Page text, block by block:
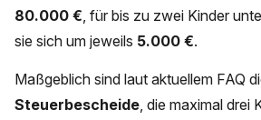
80.000 € , für bis zu zwei Kinder
sie sich um jeweils 5.000 €.
Maßgeblich sind laut aktuellem FAQ
Steuerbescheide, die maximal drei